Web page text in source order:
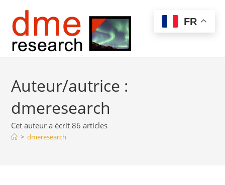
content
Menu
Auteur/autrice :
dmeresearch
Cet auteur a écrit 86 articles
> dmeresearch
FR